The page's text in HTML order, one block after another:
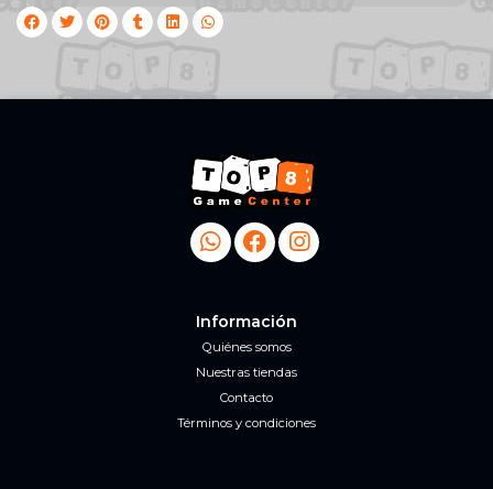
Información
Quiénes somos
Nuestras tiendas
Contacto
Términos y condiciones